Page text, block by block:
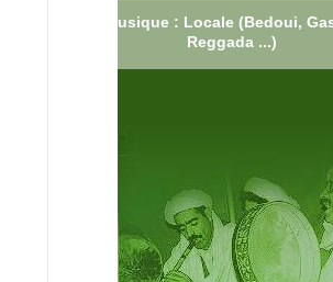
Musique : Locale (Bedoui,
Reggada ...)